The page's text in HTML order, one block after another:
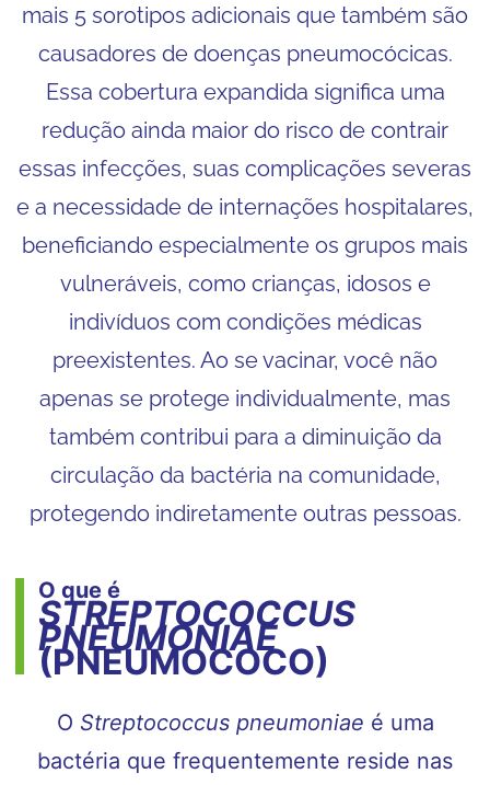
mais 5 sorotipos adicionais que também são
causadores de doenças pneumocócicas.
Essa cobertura expandida significa uma
redução ainda maior do risco de contrair
essas infecções, suas complicações severas
e a necessidade de internações hospitalares,
beneficiando especialmente os grupos mais
vulneráveis, como crianças, idosos e
indivíduos com condições médicas
preexistentes. Ao se vacinar, você não
apenas se protege individualmente, mas
também contribui para a diminuição da
circulação da bactéria na comunidade,
protegendo indiretamente outras pessoas.
O que é
STREPTOCOCCUS
PNEUMONIAE
(PNEUMOCOCO)
O Streptococcus pneumoniae é uma
bactéria que frequentemente reside nas